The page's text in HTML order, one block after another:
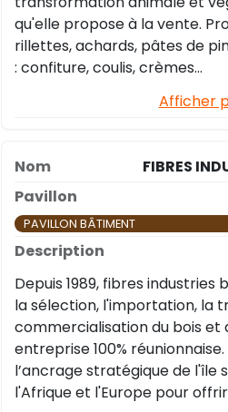
qu'elle propose à la vente.
rillettes, achards, pâtes de
: confiture, coulis, crèmes…
Afficher
FIBRES
PAVILLON BÂTIMENT
Depuis 1989, fibres industries
la sélection, l'importation, la
commercialisation du bois et
entreprise 100%
l’ancrage stratégique de l'île
l'Afrique et l'Europe pour